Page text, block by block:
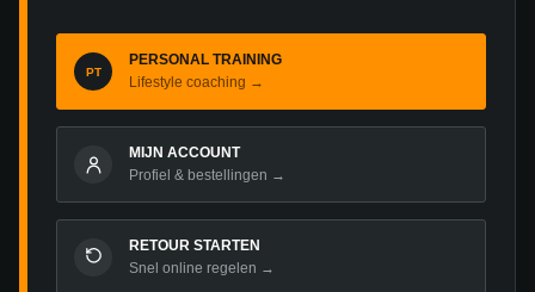
PT
PERSONAL TRAINING
Lifestyle coaching →
MIJN ACCOUNT
Profiel & bestellingen →
RETOUR STARTEN
Snel online regelen →